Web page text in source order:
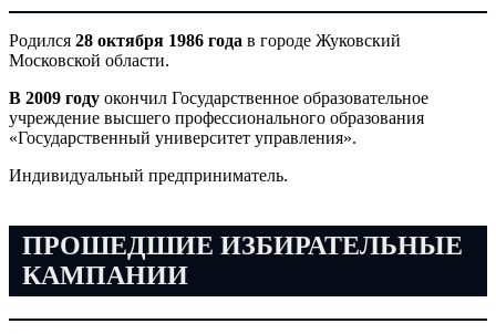
Родился 28 октября 1986 года в городе Жуковский
Московской области.
В 2009 году окончил Государственное образовательное
учреждение высшего профессионального образования
«Государственный университет управления».
Индивидуальный предприниматель.
ПРОШЕДШИЕ ИЗБИРАТЕЛЬНЫЕ
КАМПАНИИ